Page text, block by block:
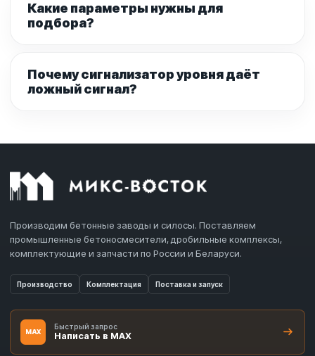
Какие параметры нужны для
подбора?
Почему сигнализатор уровня даёт
ложный сигнал?
Производим бетонные заводы и силосы. Поставляем
промышленные бетоносмесители, дробильные комплексы,
комплектующие и запчасти по России и Беларуси.
Производство Комплектация Поставка и запуск
MAX
Быстрый запрос
Написать в MAX